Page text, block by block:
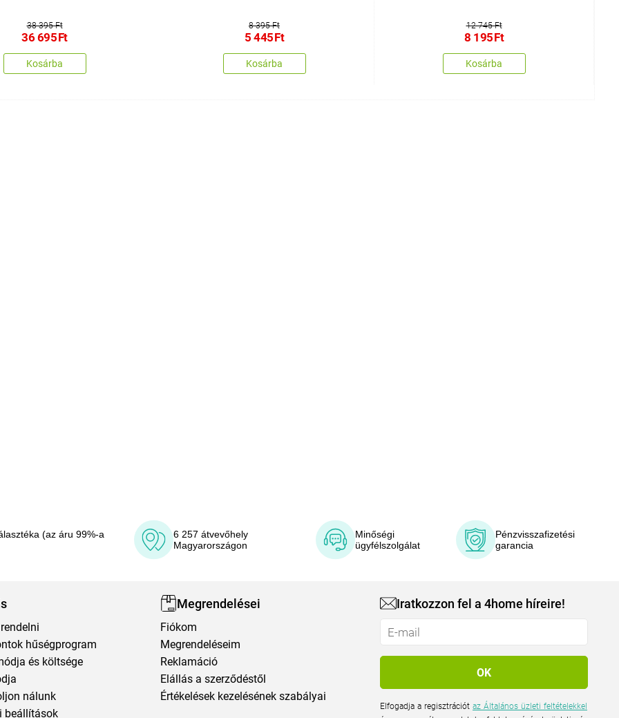
38 395 Ft
36 695Ft
Kosárba
8 395 Ft
5 445Ft
Kosárba
12 745 Ft
8 195Ft
Kosárba
(az áru 99%-a
6 257 átvevőhely
Magyarországon
Minőségi
ügyfélszolgálat
Pénzvisszafizetési
garancia
hűségprogram
és költsége
nálunk
beállítások
Megrendelései
Fiókom
Megrendeléseim
Reklamáció
Elállás a szerződéstől
Értékelések kezelésének szabályai
Iratkozzon fel a 4home híreire!
Elfogadja a regisztrációtaz Általános üzleti feltételekkel